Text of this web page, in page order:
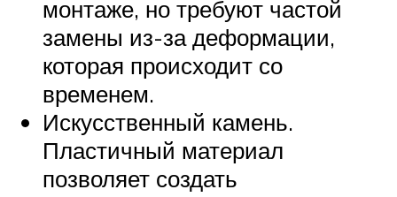
монтаже, но требуют частой
замены из-за деформации,
которая происходит со
временем.
Искусственный камень.
Пластичный материал
позволяет создать